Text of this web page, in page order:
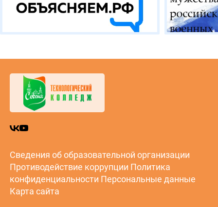
Сведения об образовательной организации
Противодействие коррупции Политика
конфиденциальности Персональные данные
Карта сайта